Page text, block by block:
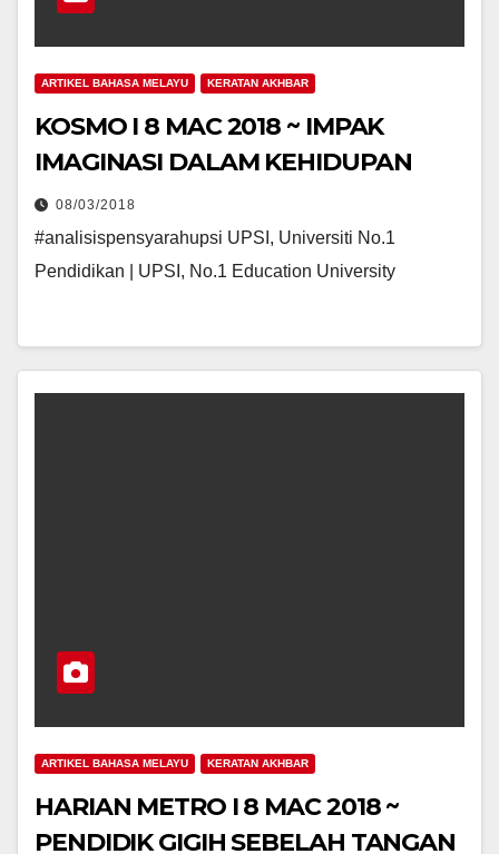
ARTIKEL BAHASA MELAYU KERATAN AKHBAR
KOSMO I 8 MAC 2018 ~ IMPAK
IMAGINASI DALAM KEHIDUPAN
08/03/2018
#analisispensyarahupsi UPSI, Universiti No.1
Pendidikan | UPSI, No.1 Education University
ARTIKEL BAHASA MELAYU KERATAN AKHBAR
HARIAN METRO I 8 MAC 2018 ~
PENDIDIK GIGIH SEBELAH TANGAN